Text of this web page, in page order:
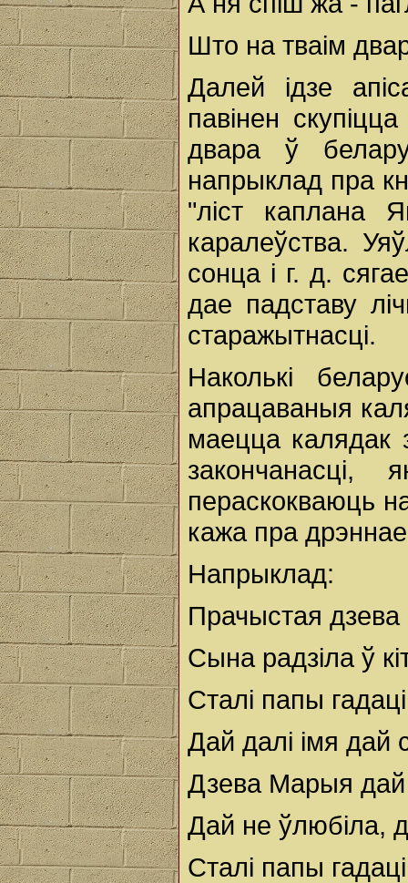
Што на тваім
Далей ідзе
павінен
двара ў
напрыклад пра
"ліст каплана
каралеўства.
сонца і г. д.
дае падставу
старажытнасці.
Наколькі
апрацаваныя
маецца калядак
закончанасці,
пераскокваюць
кажа пра дрэннае
Напрыклад:
Прачыстая дзева
Сына радзіла ў
Сталі папы
Дай далі імя дай
Дзева Марыя дай
Дай не ўлюбіла,
Сталі папы